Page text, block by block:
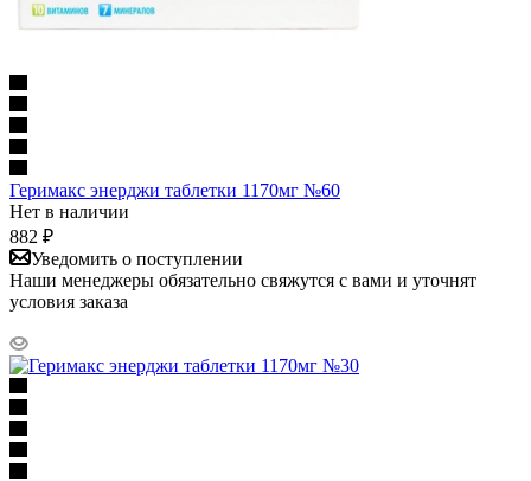
Геримакс энерджи таблетки 1170мг №60
Нет в наличии
882 ₽
Уведомить о поступлении
Наши менеджеры обязательно свяжутся с вами и уточнят
условия заказа